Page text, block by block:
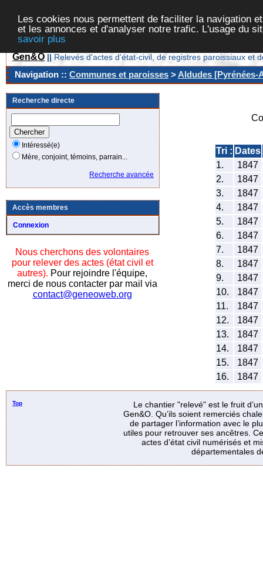
Les cookies nous permettent de faciliter la navigation
et les annonces et d'analyser notre trafic. L'usage du
savoir plus
Gen&O || Relevés d'actes d'état-civil, de registres paroissiaux et
Navigation :: Communes et paroisses >Aldudes [Pyrénées-
Recherche directe
Intéressé(e)
Mère, conjoint, témoins, parrain...
Recherche avancée
Accès membres
Connexion
Nous cherchons des volontaires
pour relever des actes (état civil et
autres). Pour rejoindre l'équipe,
merci de nous contacter par mail via
contact@geneoweb.org
Tri : Dates
1.
1847
2.
1847
3.
1847
4.
1847
5.
1847
6.
1847
7.
1847
8.
1847
9.
1847
10.
1847
11.
1847
12.
1847
13.
1847
14.
1847
15.
1847
16.
1847
Top
Le chantier "relevé" est le fruit
Gen&O. Qu’ils soient remerciés
de partager l’information avec le
utiles pour retrouver ses ancêtres.
actes d’état civil numérisés et
départementales